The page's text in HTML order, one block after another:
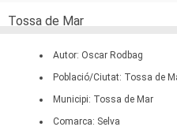
Tossa de Mar
Autor: Oscar Rodbag
Població/Ciutat: Tossa de
Municipi: Tossa de Mar
Comarca: Selva